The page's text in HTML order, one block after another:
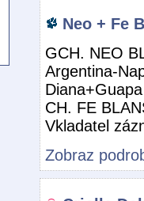
Neo + Fe
GCH. NEO
Argentina-
CH. FE
Vkladatel
Zobraz